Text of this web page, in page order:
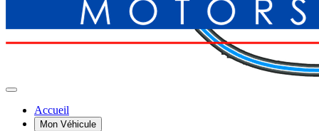
Accueil
Mon Véhicule